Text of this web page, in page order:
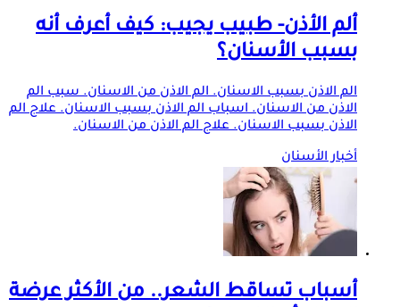
ألم الأذن- طبيب يجيب: كيف أعرف أنه
بسبب الأسنان؟
الم الاذن بسبب الاسنان. الم الاذن من الاسنان. سبب الم
الاذن من الاسنان. اسباب الم الاذن بسبب الاسنان. علاج الم
الاذن بسبب الاسنان. علاج الم الاذن من الاسنان.
أخبار الأسنان
أسباب تساقط الشعر.. من الأكثر عرضة